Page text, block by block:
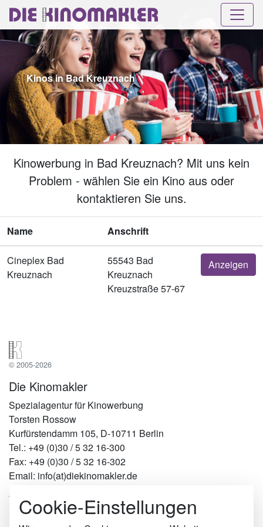
Kinos in Bad Kreuznach
Kinowerbung in Bad Kreuznach? Mit uns kein
Problem - wählen Sie ein Kino aus oder
kontaktieren Sie uns.
Name Anschrift
Cineplex Bad
Kreuznach
55543 Bad
Kreuznach
Kreuzstraße 57-67
Anzeigen
© 2005-2026
Die Kinomakler
Spezialagentur für Kinowerbung
Torsten Rossow
Kurfürstendamm 105, D-10711 Berlin
Tel.: +49 (0)30 / 5 32 16-300
Fax: +49 (0)30 / 5 32 16-302
Email: info(at)diekinomakler.de
Werben in Städten
Berlin
Cookie-Einstellungen